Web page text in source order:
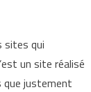
sites qui
un site réalisé
que justement